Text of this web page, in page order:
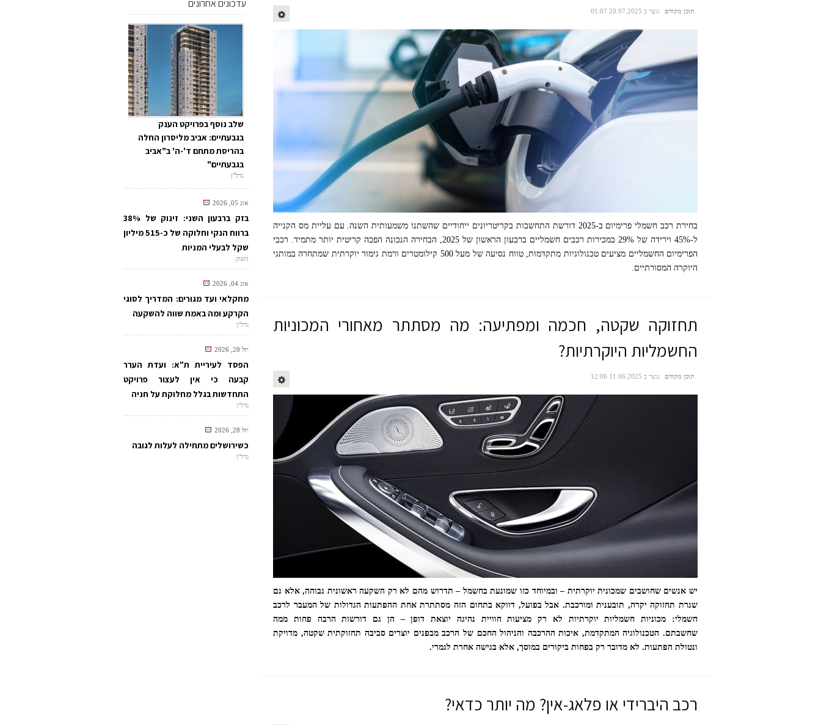
תוכן מקודם נוצר ב 20.07.2025 01:07
בחירת רכב חשמלי פרימיום ב-2025 דורשת התחשבות בקריטריונים ייחודיים שהשתנו משמעותית השנה. עם עליית מס הקנייה
ל-45% וירידה של 29% במכירות רכבים חשמליים ברבעון הראשון של 2025, הבחירה הנכונה הפכה קריטית יותר מתמיד. רכבי
הפרימיום החשמליים מציעים טכנולוגיות מתקדמות, טווח נסיעה של מעל 500 קילומטרים ורמת גימור יוקרתית שמתחרה במותגי
היוקרה המסורתיים.
תחזוקה שקטה, חכמה ומפתיעה: מה מסתתר מאחורי המכוניות
החשמליות היוקרתיות?
תוכן מקודם נוצר ב 11.06.2025 12:06
יש אנשים שחושבים שמכונית יוקרתית – ובמיוחד כזו שמונעת בחשמל – תדרוש מהם לא רק השקעה ראשונית גבוהה, אלא גם
שגרת תחזוקה יקרה, תובענית ומורכבת. אבל בפועל, דווקא בתחום הזה מסתתרת אחת ההפתעות הגדולות של המעבר לרכב
חשמלי: מכוניות חשמליות יוקרתיות לא רק מציעות חוויית נהיגה יוצאת דופן – הן גם דורשות הרבה פחות ממה
שחשבתם. הטכנולוגיה המתקדמת, איכות ההרכבה והניהול החכם של הרכב מבפנים יוצרים סביבה תחזוקתית שקטה, מדויקת
ונטולת הפתעות. לא מדובר רק בפחות ביקורים במוסך, אלא בגישה אחרת לגמרי.
רכב היברידי או פלאג-אין? מה יותר כדאי?
עדכונים אחרונים
שלב נוסף בפרויקט הענק
בגבעתיים: אביב מליסרון החלה
בהריסת מתחם ד'-ה' ב"אביב
בגבעתיים"
נדל"ן
אוג 05, 2026
בזק ברבעון השני: זינוק של 38%
ברווח הנקי וחלוקה של כ-515 מיליון
שקל לבעלי המניות
השוק
אוג 04, 2026
מחקלאי ועד מגורים: המדריך לסוגי
הקרקע ומה באמת שווה להשקעה
נדל"ן
יול 28, 2026
הפסד לעיריית ת"א: ועדת הערר
קבעה כי אין לעצור פרויקט
התחדשות בגלל מחלוקת על חניה
נדל"ן
יול 28, 2026
כשירושלים מתחילה לעלות לגובה
נדל"ן